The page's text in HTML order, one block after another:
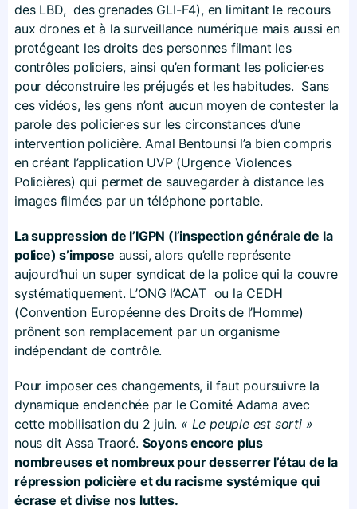
des LBD, des grenades GLI-F4), en limitant le recours
aux drones et à la surveillance numérique mais aussi en
protégeant les droits des personnes filmant les
contrôles policiers, ainsi qu’en formant les policier·es
pour déconstruire les préjugés et les habitudes. Sans
ces vidéos, les gens n’ont aucun moyen de contester la
parole des policier·es sur les circonstances d’une
intervention policière. Amal Bentounsi l’a bien compris
en créant l’application UVP (Urgence Violences
Policières) qui permet de sauvegarder à distance les
images filmées par un téléphone portable.
La suppression de l’IGPN (l’inspection générale de la
police) s’impose aussi, alors qu’elle représente
aujourd’hui un super syndicat de la police qui la couvre
systématiquement. L’ONG l’ACAT ou la CEDH
(Convention Européenne des Droits de l’Homme)
prônent son remplacement par un organisme
indépendant de contrôle.
Pour imposer ces changements, il faut poursuivre la
dynamique enclenchée par le Comité Adama avec
cette mobilisation du 2 juin. « Le peuple est sorti »
nous dit Assa Traoré. Soyons encore plus
nombreuses et nombreux pour desserrer l’étau de la
répression policière et du racisme systémique qui
écrase et divise nos luttes.